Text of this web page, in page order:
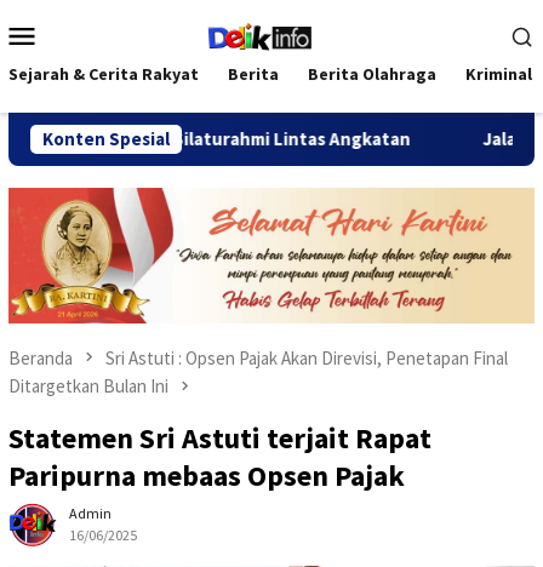
ke
kontenMobile
Sejarah & Cerita Rakyat Berita Berita Olahraga Kriminal
Konten Spesial
Pererat Silaturahmi Lintas Angkatan Jalan Sehat
Beranda
Sri Astuti : Opsen Pajak Akan Direvisi, Penetapan Final
Ditargetkan Bulan Ini
Statemen Sri Astuti terjait Rapat
Paripurna mebaas Opsen Pajak
Admin
16/06/2025